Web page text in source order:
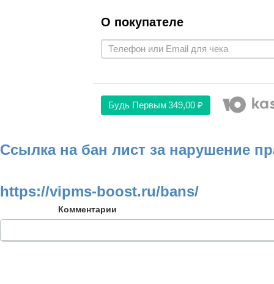
О покупателе
Будь Первым349,00 ₽
Ссылка на бан лист за нарушение
https://vipms-boost.ru/bans/
Комментарии